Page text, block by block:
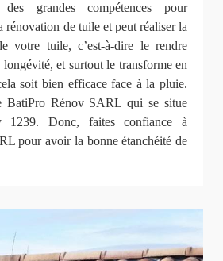
des grandes compétences pour
rénovation de tuile et peut réaliser la
votre tuile, c’est-à-dire le rendre
et surtout le transforme en
soit bien efficace face à la pluie.
BatiPro Rénov SARL qui se situe
1239. Donc, faites confiance à
pour avoir la bonne étanchéité de